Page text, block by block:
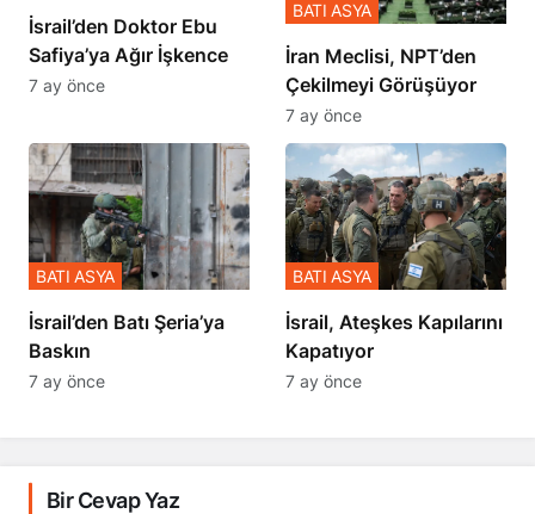
İsrail’den Doktor Ebu
Safiya’ya Ağır İşkence
7 ay önce
İran Meclisi, NPT’den
Çekilmeyi Görüşüyor
BATI ASYA
7 ay önce
​​​​​​​İsrail’den Batı Şeria’ya
Baskın
BATI ASYA
7 ay önce
İsrail, Ateşkes Kapılarını
Kapatıyor
BATI ASYA
7 ay önce
Bir Cevap Yaz